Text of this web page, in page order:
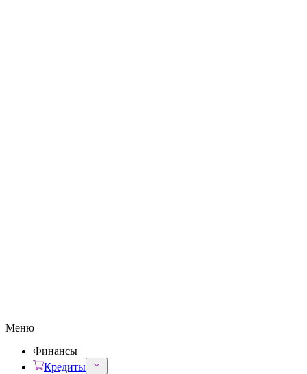
Меню
Финансы
Кредиты